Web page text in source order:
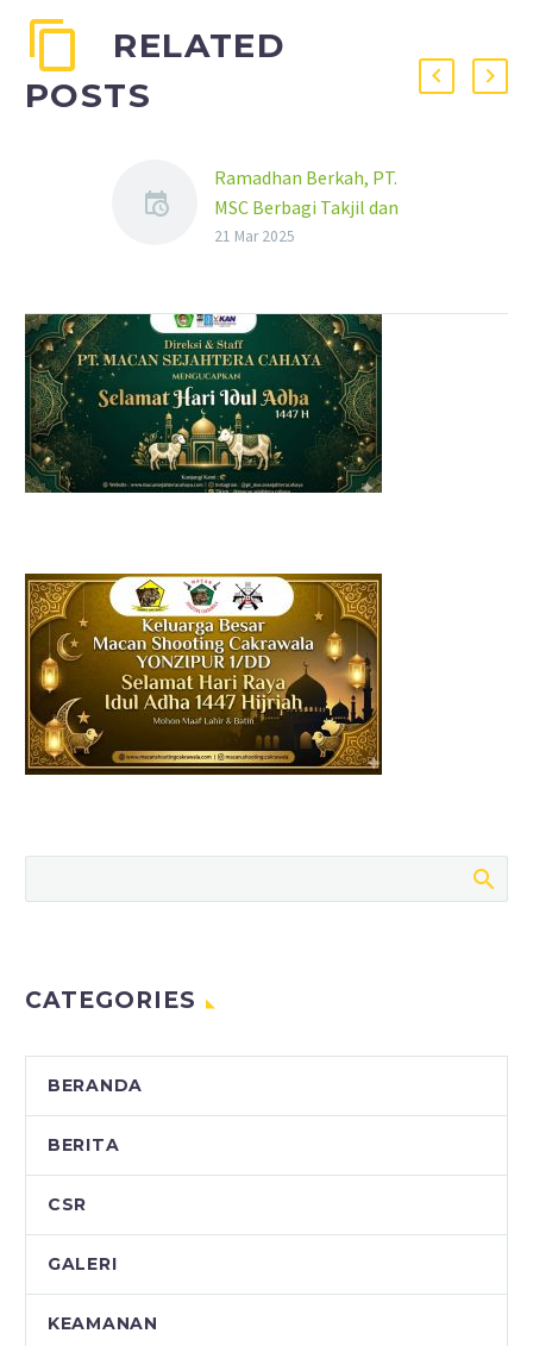
RELATED
POSTS
Ramadhan Berkah, PT.
MSC Berbagi Takjil dan
Santuni Puluhan Anak
yang penuh berkah ini,
PT. Macan Sejahtera
Cahaya (MSC) menggelar
acara berbagi takjil dan
santunan bagi puluhan…
21 Mar 2025
CATEGORIES
BERANDA
BERITA
CSR
GALERI
KEAMANAN